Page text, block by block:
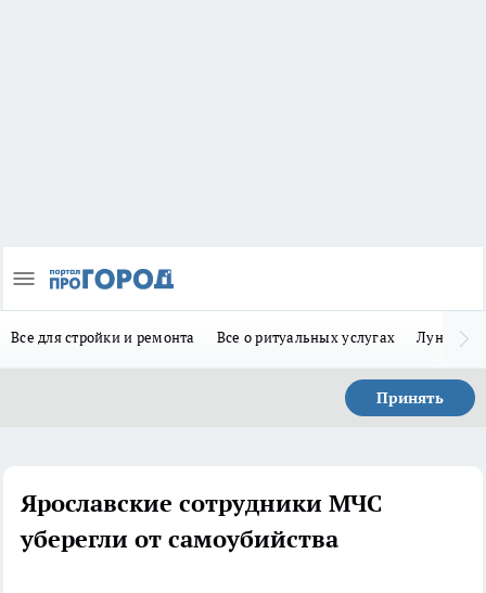
Все для стройки и ремонта Все о ритуальных услугах Лунно-
Принять
Ярославские сотрудники МЧС
уберегли от самоубийства